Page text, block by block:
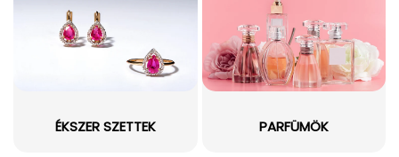
ÉKSZER SZETTEK PARFÜMÖK